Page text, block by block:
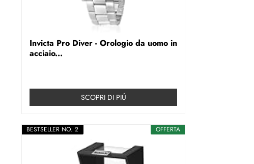
Invicta Pro Diver - Orologio da uomo in
acciaio...
SCOPRI DI PIÚ
OFFERTA
BESTSELLER NO. 2